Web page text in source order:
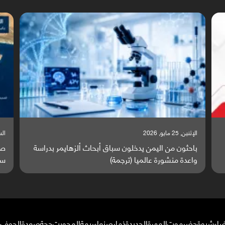
السبت, 23 مايو, 2026
صراع دولي يتصاعد قرب اليمن والبحر الأحمر يتحول إلى
ساحة مواجهة عالمية (ترجمة)